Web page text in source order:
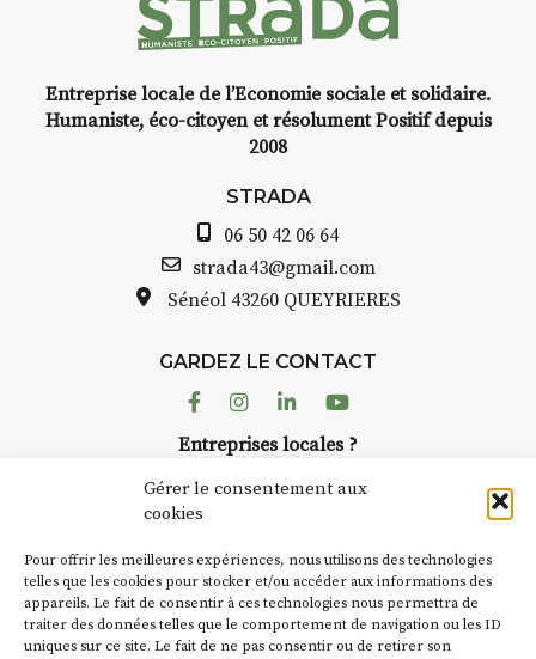
Gérer le consentement aux
cookies
Pour offrir les meilleures expériences, nous utilisons des technologies
telles que les cookies pour stocker et/ou accéder aux informations des
appareils. Le fait de consentir à ces technologies nous permettra de
traiter des données telles que le comportement de navigation ou les ID
uniques sur ce site. Le fait de ne pas consentir ou de retirer son
Entreprise locale de l’Economie sociale et solidaire.
Humaniste, éco-citoyen et résolument Positif depuis
2008
STRADA
06 50 42 06 64
strada43@gmail.com
Sénéol 43260 QUEYRIERES
GARDEZ LE CONTACT
FacebookInstagram
LinkedinYoutube
Entreprises locales ?
Suivez toute l'actu de Strada